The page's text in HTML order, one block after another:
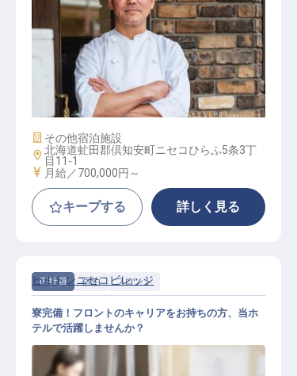
Executive Chef
施設業態
その他宿泊施設
勤務地
北海道虻田郡倶知安町ニセコひらふ5条3丁
目11-1
給与
月給／700,000円～
キープする 詳しく見る
正社員 宿泊 フロント
ヒルトンニセコビレッジ
寮完備！フロントのキャリアをお持ちの方、当ホ
テルで活躍しませんか？